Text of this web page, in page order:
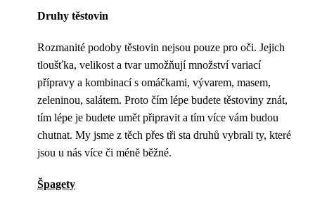
Druhy těstovin
Rozmanité podoby těstovin nejsou pouze pro oči. Jejich
tloušťka, velikost a tvar umožňují množství variací
přípravy a kombinací s omáčkami, vývarem, masem,
zeleninou, salátem. Proto čím lépe budete těstoviny znát,
tím lépe je budete umět připravit a tím více vám budou
chutnat. My jsme z těch přes tři sta druhů vybrali ty, které
jsou u nás více či méně běžné.
Špagety